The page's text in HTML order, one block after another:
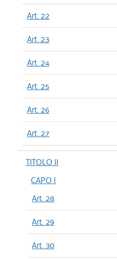
Art. 22
Art. 23
Art. 24
Art. 25
Art. 26
Art. 27
TITOLO II
CAPO I
Art. 28
Art. 29
Art. 30